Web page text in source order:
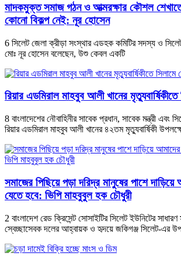
মাদকমুক্ত সমাজ গঠন ও আত্মরক্ষার কৌশল
কোনো বিকল্প নেই: নূর হোসেন
6 সিলেট জেলা ক্রীড়া সংস্থার এডহক কমিটির সদস্য ও
মোঃ নূর হোসেন বলেছেন, উশু কেবল একটি
রিয়ার এডমিরাল মাহবুব আলী খানের
8 বাংলাদেশের নৌবাহিনীর সাবেক প্রধান, সাবেক মন্ত্রী এবং
রিয়ার এডমিরাল মাহবুব আলী খানের ৪২তম মৃত্যুবার্ষিকী
সমাজের পিছিয়ে পড়া দরিদ্র মানুষের পাশে
যেতে হবে: ভিপি মাহবুবুল হক চৌধুরী
2 বাংলাদেশ রেড ক্রিসেন্ট সোসাইটির সিলেট ইউনিটের
স্বেচ্ছাসেবক দলের আহ্বায়ক ও হৃদয়ে জকিগঞ্জ সিলেট-এর